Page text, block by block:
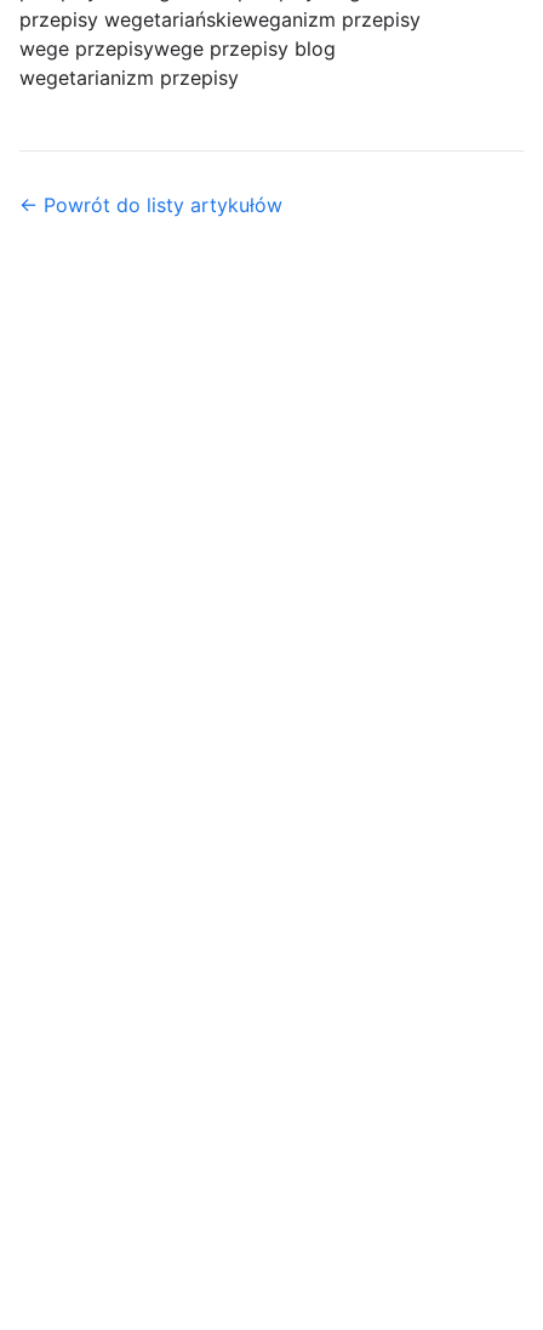
przepisy wegetariańskieweganizm przepisy
wege przepisywege przepisy blog
wegetarianizm przepisy
← Powrót do listy artykułów